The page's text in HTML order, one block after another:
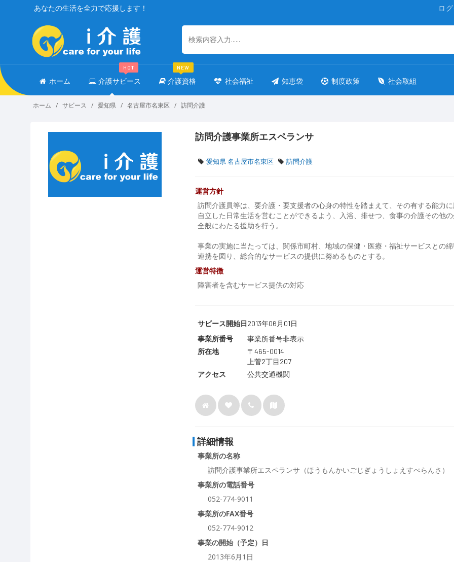
ロ
あなたの生活を全力で応援します！
ホーム 介護サビース
HOT
介護資格
NEW
社会福祉 知恵袋 制度政策 社会取組
ホーム サビース 愛知県 名古屋市名東区 訪問介護
訪問介護事業所エスペランサ
愛知県 名古屋市名東区 訪問介護
運営方針
訪問介護員等は、要介護・要支援者の心身の特性を踏まえて、その有する能力
自立した日常生活を営むことができるよう、入浴、排せつ、食事の介護その他
全般にわたる援助を行う。
事業の実施に当たっては、関係市町村、地域の保健・医療・福祉サービスとの
連携を図り、総合的なサービスの提供に努めるものとする。
運営特徴
障害者を含むサービス提供の対応
サビース開始日2013年06月01日
事業所番号
事業所番号非表示
所在地
〒465-0014
上菅2丁目207
アクセス
公共交通機関
詳細情報
事業所の名称
訪問介護事業所エスペランサ（ほうもんかいごじぎょうしょえすぺらんさ）
事業所の電話番号
052-774-9011
事業所のFAX番号
052-774-9012
事業の開始（予定）日
2013年6月1日